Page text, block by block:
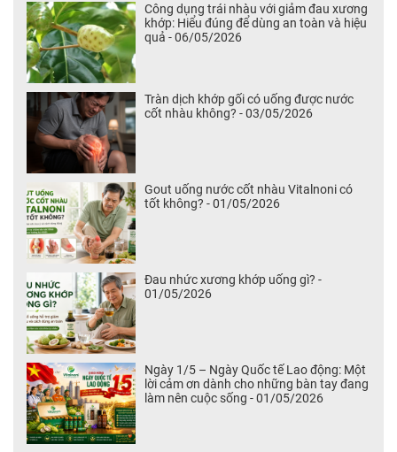
Công dụng trái nhàu với giảm đau xương
khớp: Hiểu đúng để dùng an toàn và hiệu
quả - 06/05/2026
Tràn dịch khớp gối có uống được nước
cốt nhàu không? - 03/05/2026
Gout uống nước cốt nhàu Vitalnoni có
tốt không? - 01/05/2026
Đau nhức xương khớp uống gì? -
01/05/2026
Ngày 1/5 – Ngày Quốc tế Lao động: Một
lời cảm ơn dành cho những bàn tay đang
làm nên cuộc sống - 01/05/2026